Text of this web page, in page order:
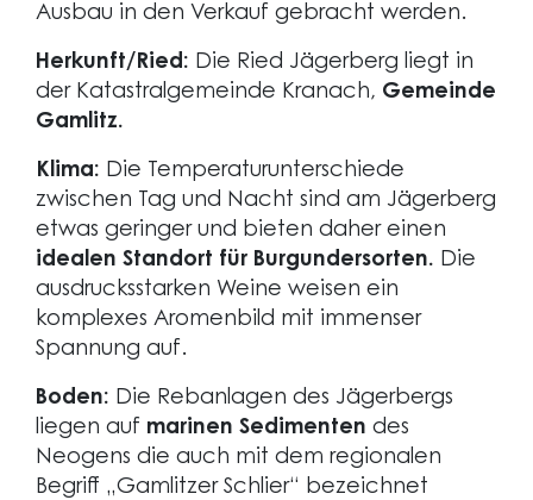
Ausbau in den Verkauf gebracht werden.
Herkunft/Ried: Die Ried Jägerberg liegt in
der Katastralgemeinde Kranach, Gemeinde
Gamlitz.
Klima: Die Temperaturunterschiede
zwischen Tag und Nacht sind am Jägerberg
etwas geringer und bieten daher einen
idealen Standort für Burgundersorten. Die
ausdrucksstarken Weine weisen ein
komplexes Aromenbild mit immenser
Spannung auf.
Boden: Die Rebanlagen des Jägerbergs
liegen auf marinen Sedimenten des
Neogens die auch mit dem regionalen
Begriff „Gamlitzer Schlier“ bezeichnet